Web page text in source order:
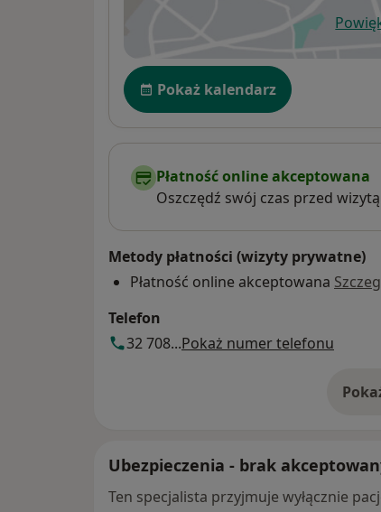
Dostępność
Pokaż kalendarz
Płatność online akceptowana
Oszczędź swój czas przed
Metody płatności (wizyty prywatne)
Płatność online akceptowana
Telefon
32 708...Pokaż numer telefonu
Ubezpieczenia - brak
Ten specjalista przyjmuje wyłącznie